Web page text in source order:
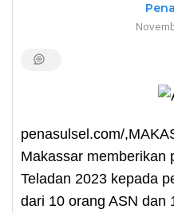
penasulsel.com/
Makassar memberikan
Teladan 2023 kepada
dari 10 orang ASN dan